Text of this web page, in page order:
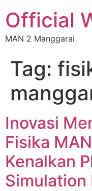
Official
MAN 2 Manggarai
Tag:
Inovasi
Fisika
Kenalkan
Simulation